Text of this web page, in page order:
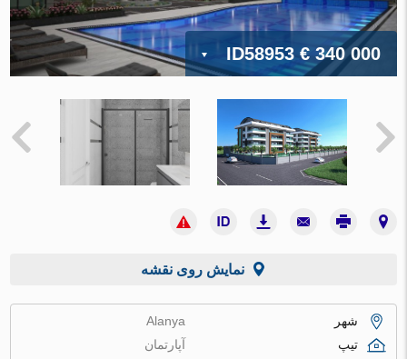
ID58953€ 340 000
نمایش روی نقشه
شهر
Alanya
تیپ
آپارتمان